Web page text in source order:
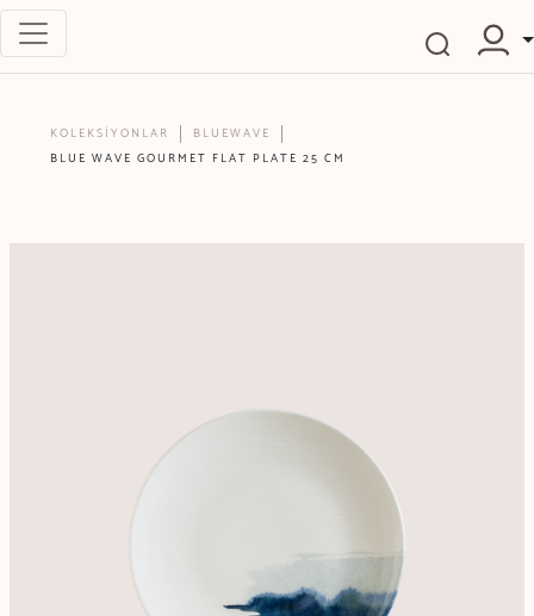
KOLEKSİYONLAR
BLUEWAVE
BLUE WAVE GOURMET FLAT PLATE 25 CM